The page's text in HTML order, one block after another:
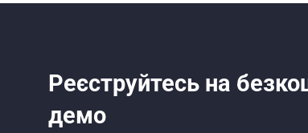
Реєструйтесь на
демо